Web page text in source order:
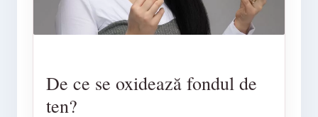
De ce se oxidează fondul de
ten?